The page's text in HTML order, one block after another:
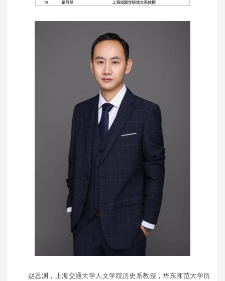
赵思渊，上海交通大学人文学院历史系教授，华东师范大学历